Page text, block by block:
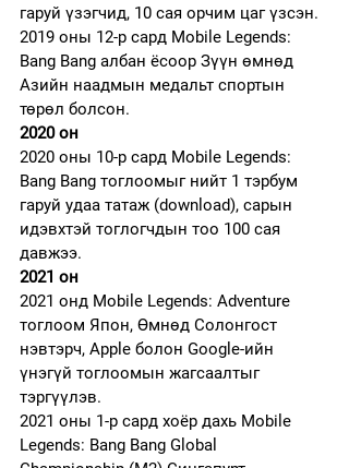
гаруй үзэгчид, 10 сая орчим цаг үзсэн.
2019 оны 12-р сард Mobile Legends:
Bang Bang албан ёсоор Зүүн өмнөд
Азийн наадмын медальт спортын
төрөл болсон.
2020 он
2020 оны 10-р сард Mobile Legends:
Bang Bang тоглоомыг нийт 1 тэрбум
гаруй удаа татаж (download), сарын
идэвхтэй тоглогчдын тоо 100 сая
давжээ.
2021 он
2021 онд Mobile Legends: Adventure
тоглоом Япон, Өмнөд Солонгост
нэвтэрч, Apple болон Google-ийн
үнэгүй тоглоомын жагсаалтыг
тэргүүлэв.
2021 оны 1-р сард хоёр дахь Mobile
Legends: Bang Bang Global